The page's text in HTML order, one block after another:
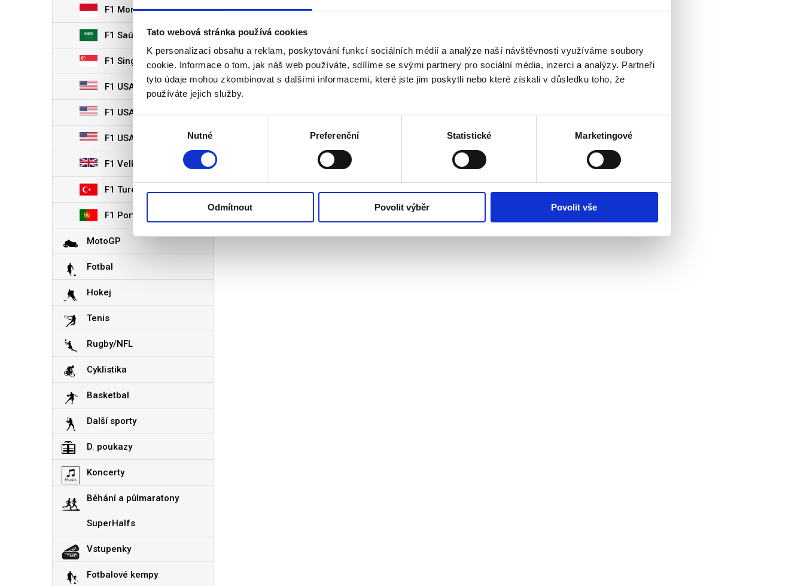
Tato webová stránka používá cookies
K personalizaci obsahu a reklam, poskytování funkcí sociálních médií a analýze naší návštěvnosti využíváme soubory
cookie. Informace o tom, jak náš web používáte, sdílíme se svými partnery pro sociální média, inzerci a analýzy. Partneři
tyto údaje mohou zkombinovat s dalšími informacemi, které jste jim poskytli nebo které získali v důsledku toho, že
používáte jejich služby.
souhlasu
Nutné Preferenční Statistické Marketingové
Odmítnout Povolit výběr Povolit vše
F1 Monaco
F1 Saúdská Arábie
F1 Singapur
F1 USA - Austin
F1 USA - Las Vegas
F1 USA - Miami
F1 Velká Británie
F1 Turecko 2027
F1 Portugalsko 2027
MotoGP
Fotbal
Hokej
Tenis
Rugby/NFL
Cyklistika
Basketbal
Další sporty
D. poukazy
Koncerty
Běhání a půlmaratony
SuperHalfs
Vstupenky
Fotbalové kempy